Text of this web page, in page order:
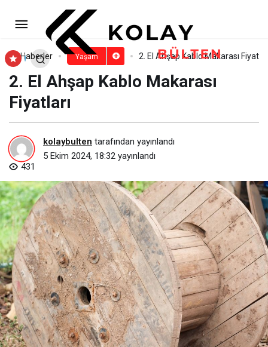
Haberler Yaşam 2. El Ahşap Kablo Makarası
2. El Ahşap Kablo Makarası
Fiyatları
kolaybulten tarafından yayınlandı
5 Ekim 2024, 18:32 yayınlandı
431
3 Yaşlı Araplar
Yorum Yap Paylaş